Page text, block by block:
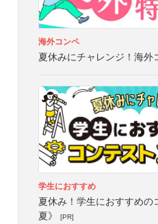
海外コンペ
夏休みにチャレンジ！海外
学生におすすめ
夏休み！学生におすすめの
夏》
[PR]